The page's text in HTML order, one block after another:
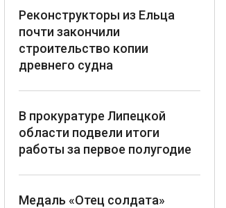
Реконструкторы из Ельца
почти закончили
строительство копии
древнего судна
В прокуратуре Липецкой
области подвели итоги
работы за первое полугодие
Медаль «Отец солдата»